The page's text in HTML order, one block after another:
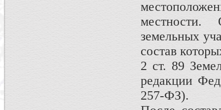
местности.
земельных
состав
2 ст. 89
редакции
257-ФЗ).